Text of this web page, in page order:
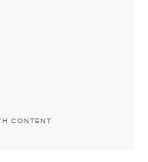
CONTENT